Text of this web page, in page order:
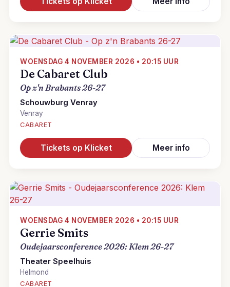
WOENSDAG 4 NOVEMBER 2026 • 20:15 UUR
De Cabaret Club
Op z'n Brabants 26-27
Schouwburg Venray
Venray
CABARET
Tickets op Klicket Meer info
WOENSDAG 4 NOVEMBER 2026 • 20:15 UUR
Gerrie Smits
Oudejaarsconference 2026: Klem 26-27
Theater Speelhuis
Helmond
CABARET